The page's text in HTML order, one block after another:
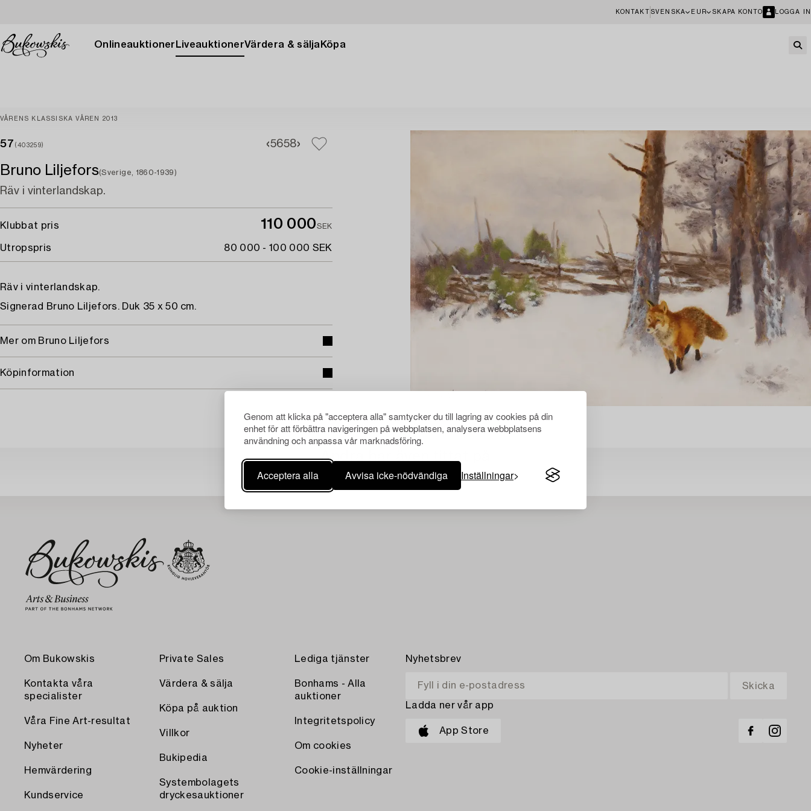
Genom att klicka på "acceptera alla" samtycker du till lagring av cookies på din
enhet för att förbättra navigeringen på webbplatsen, analysera webbplatsens
användning och anpassa vår marknadsföring.
Acceptera alla Avvisa icke-nödvändiga Inställningar
KONTAKT SVENSKA EUR SKAPA KONTO LOGGA IN
Onlineauktioner LiveauktionerVärdera & sälja Köpa
VÅRENS KLASSISKA VÅREN 2013
57 (403259) 5658
Bruno Liljefors(Sverige, 1860-1939)
Räv i vinterlandskap.
Klubbat pris 110 000SEK
Utropspris 80 000 - 100 000 SEK
Räv i vinterlandskap.
Signerad Bruno Liljefors. Duk 35 x 50 cm.
Mer om Bruno Liljefors
Köpinformation
Andra har även tittat på
Om Bukowskis
Kontakta våra
specialister
Våra Fine Art-resultat
Nyheter
Hemvärdering
Kundservice
Private Sales
Värdera & sälja
Köpa på auktion
Villkor
Bukipedia
Systembolagets
dryckesauktioner
Lediga tjänster
Bonhams - Alla
auktioner
Integritetspolicy
Om cookies
Cookie-inställningar
Nyhetsbrev
Ladda ner vår app
App Store